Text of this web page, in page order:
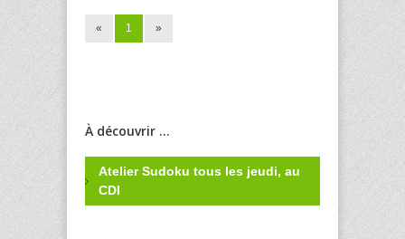
« 1 »
À découvrir ...
Atelier Sudoku tous les jeudi, au
CDI